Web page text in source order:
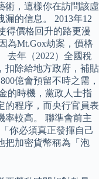
術，這樣你在訪問該虛
的信息。 2013年12
得價格回升的路更漫
為Mt.Gox劫案，價格
去年（2022）全國稅
扣除給地方政府，補貼
億會預留不時之需，
的時機，黨政人士指
的程序，而央行官員表
率較高。 聯準會前主
你必須真正發揮自己
把加密貨幣稱為「泡